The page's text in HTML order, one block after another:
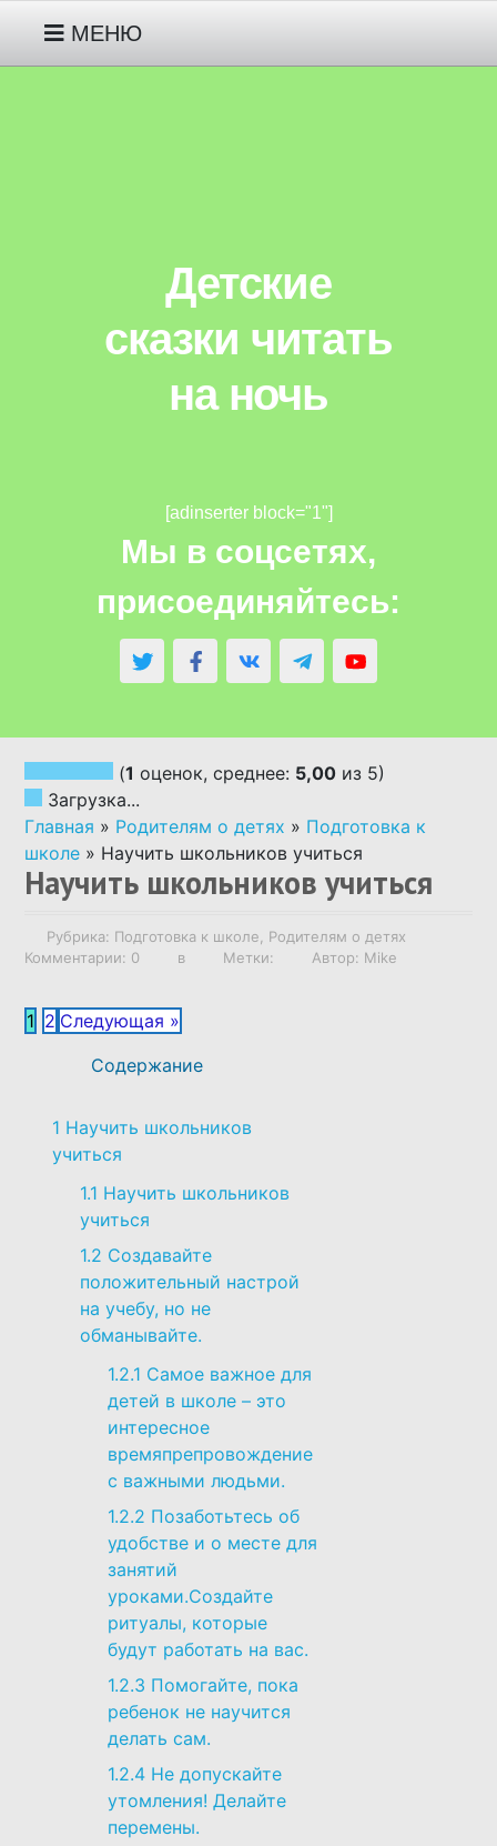
МЕНЮ
МОИ СКАЗКИ ПРО ЖИВОТНЫХ
ДЕТЯМ 3-4-5 ЛЕТ
МОИ СКАЗКИ ПРО
АВТОРСКИЕ СКАЗКИ
СКАЗКИ НАРОДОВ МИРА
СКАЗКИ ПО ВОЗРАСТУ
СКАЗКИ ПО РУБРИКАМ
АУДИОСКАЗКИ
НАПИСАТЬ СКАЗКУ ПО ЗАКАЗУ
РОДИТЕЛЯМ О ДЕТЯХ
ВОСПИТАНИЕ ДЕТЕЙ
СМОТРЕТЬ СПИСОК ВСЕХ
СКАЗОК И СТАТЕЙ ПРО ДЕТЕЙ
Детские
сказки читать
на ночь
[adinserter block="1"]
Мы в соцсетях,
присоединяйтесь:
(1 оценок, среднее: 5,00 из 5)
Загрузка...
Главная » Родителям о детях » Подготовка к
школе » Научить школьников учиться
Научить школьников учиться
Рубрика: Подготовка к школе
Родителям о детях
Комментарии: 0
в Метки: Автор: Mike
1 2 Следующая »
Содержание
1 Научить школьников
учиться
1.1 Научить школьников
учиться
1.2 Создавайте
положительный настрой
на учебу, но не
обманывайте.
1.2.1 Самое важное для
детей в школе – это
интересное
времяпрепровождение
с важными людьми.
1.2.2 Позаботьтесь об
удобстве и о месте для
занятий
уроками.Создайте
ритуалы, которые
будут работать на вас.
1.2.3 Помогайте, пока
ребенок не научится
делать сам.
1.2.4 Не допускайте
утомления! Делайте
перемены.